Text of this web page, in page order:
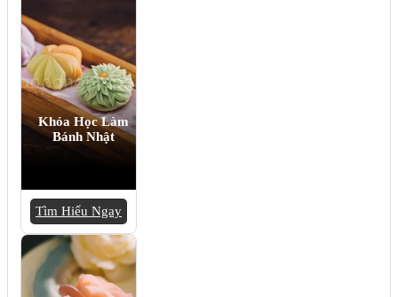
Khóa Học Làm
Bánh Nhật
Tìm Hiểu Ngay